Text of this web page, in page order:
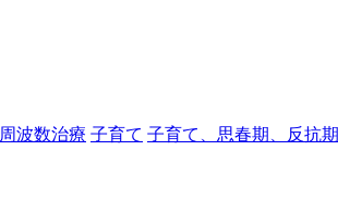
周波数治療 子育て 子育て、思春期、反抗期